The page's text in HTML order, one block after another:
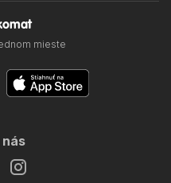
mieste